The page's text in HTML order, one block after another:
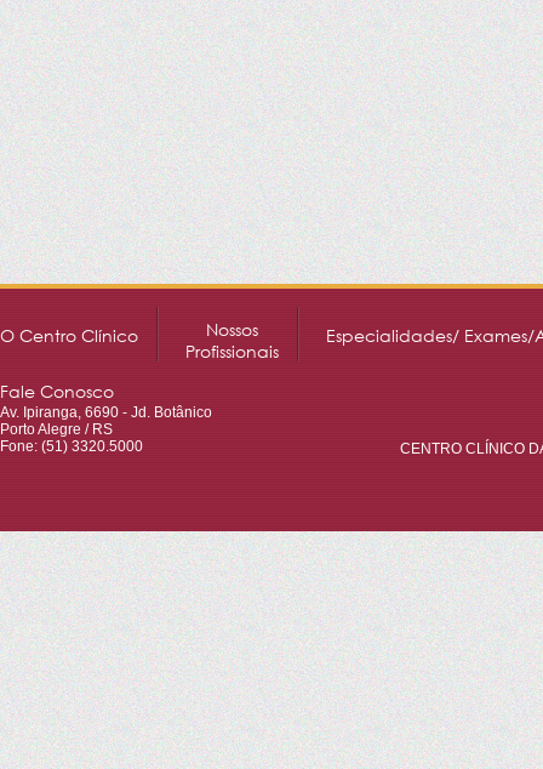
O Centro Clínico
Nossos
Profissionais
Especialidades/ Exames/
Fale Conosco
Av. Ipiranga, 6690 - Jd. Botânico
Porto Alegre / RS
Fone: (51) 3320.5000
CENTRO CLÍNICO